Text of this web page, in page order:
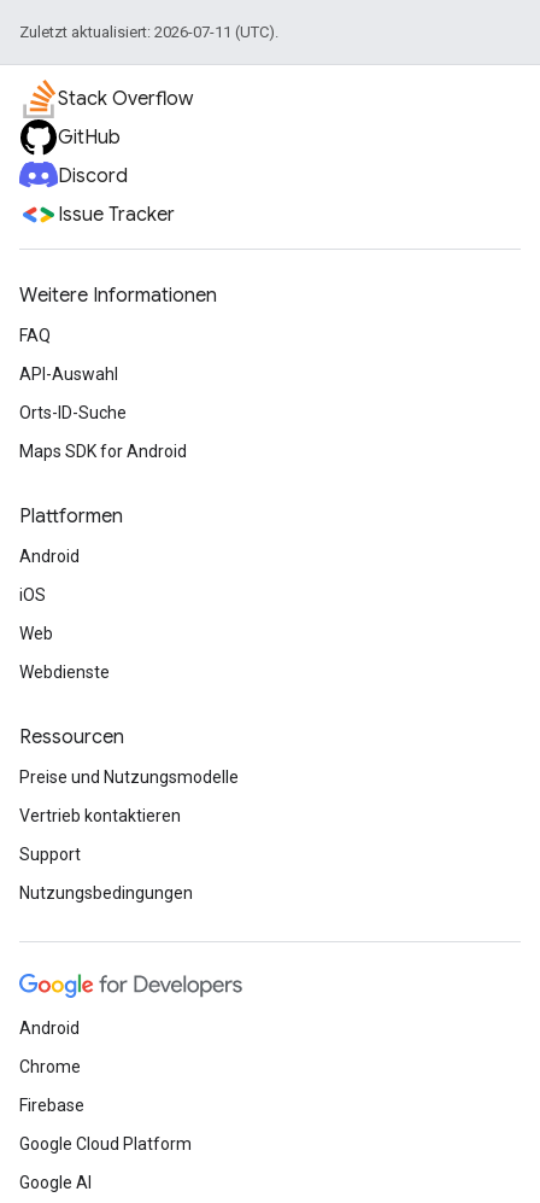
Zuletzt aktualisiert: 2026-07-11 (UTC).
Stack Overflow
GitHub
Discord
Issue Tracker
Weitere Informationen
FAQ
API-Auswahl
Orts-ID-Suche
Maps SDK for Android
Plattformen
Android
iOS
Web
Webdienste
Ressourcen
Preise und Nutzungsmodelle
Vertrieb kontaktieren
Support
Nutzungsbedingungen
Android
Chrome
Firebase
Google Cloud Platform
Google AI